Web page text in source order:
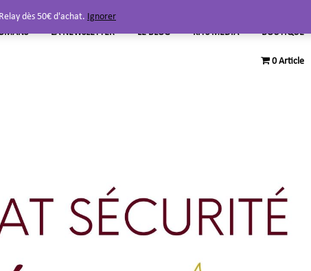
LA NEWSLETTER LE BLOG KITS MEDIA BOUTIQUE
0 Article
dès 50€ d'achat. Ignorer